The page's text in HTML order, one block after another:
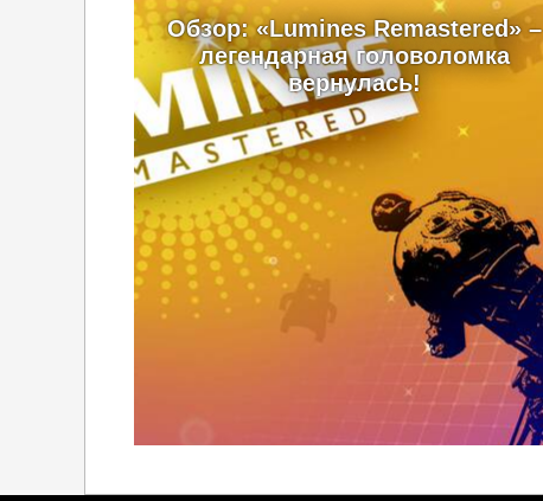
Обзор: «Lumines Remastered» –
легендарная головоломка
вернулась!